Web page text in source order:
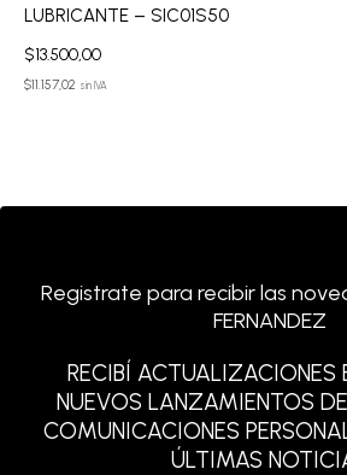
LUBRICANTE – SIC01S50
$13.500,00
$11.157,02 sin IVA
Registrate para recibir las
FERNANDEZ
RECIBÍ ACTUALIZACIONES
NUEVOS LANZAMIENTOS
COMUNICACIONES
ÚLTIMAS